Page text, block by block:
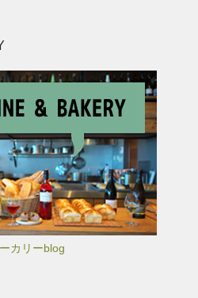
カリーblog